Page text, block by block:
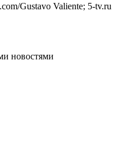
Gustavo Valiente; 5-tv.ru
новостями